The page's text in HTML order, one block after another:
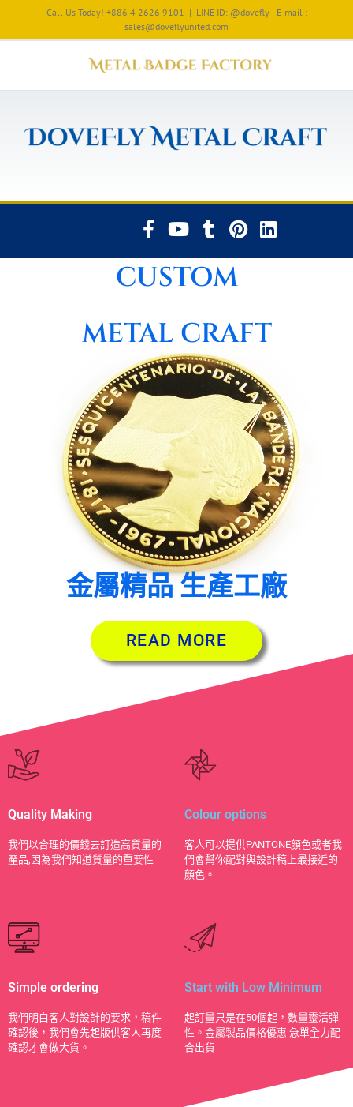
Call Us Today! +886 4 2626 9101 | LINE ID: @dovefly | E-mail :
sales@doveflyunited.com
CUSTOM
METAL CRAFT
金屬精品 生產工廠
READ MORE
Quality Making
​我們以合理的價錢去訂造高質量的
產品,因為我們知道質量的重要性
Colour options
客人可以提供PANTONE顏色或者我
們會幫你配對與設計稿上最接近的
顏色。
Simple ordering
我們明白客人對設計的要求，稿件
確認後，我們會先起版供客人再度
確認才會做大貨。
Start with Low Minimum
起訂量只是在50個起，數量靈活彈
性。金屬製品價格優惠 急單全力配
合出貨